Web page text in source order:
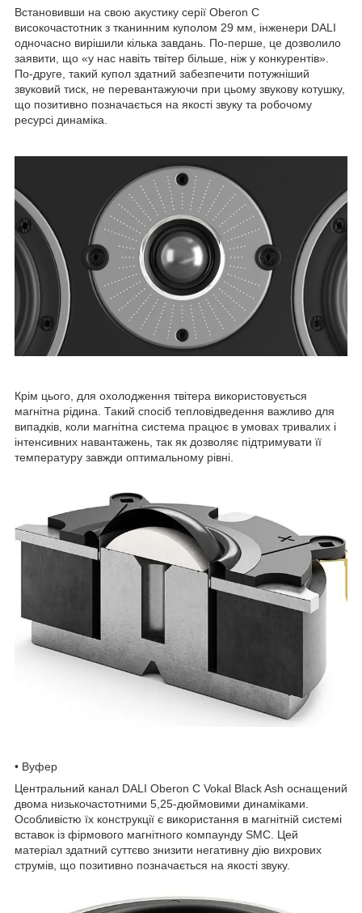
Встановивши на свою акустику серії Oberon С
високочастотник з тканинним куполом 29 мм, інженери DALI
одночасно вирішили кілька завдань. По-перше, це дозволило
заявити, що «у нас навіть твітер більше, ніж у конкурентів».
По-друге, такий купол здатний забезпечити потужніший
звуковий тиск, не перевантажуючи при цьому звукову котушку,
що позитивно позначається на якості звуку та робочому
ресурсі динаміка.
Крім цього, для охолодження твітера використовується
магнітна рідина. Такий спосіб тепловідведення важливо для
випадків, коли магнітна система працює в умовах тривалих і
інтенсивних навантажень, так як дозволяє підтримувати її
температуру завжди оптимальному рівні.
• Вуфер
Центральний канал DALI Oberon С Vokal Black Ash оснащений
двома низькочастотними 5,25-дюймовими динаміками.
Особливістю їх конструкції є використання в магнітній системі
вставок із фірмового магнітного компаунду SMC. Цей
матеріал здатний суттєво знизити негативну дію вихрових
струмів, що позитивно позначається на якості звуку.